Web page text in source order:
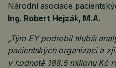
Národní asociace
Ing. Robert Hejzák, M.A.
„Tým EY podrobil hlubší
pacientských organizací a
v hodnotě 188,5 milionu Kč